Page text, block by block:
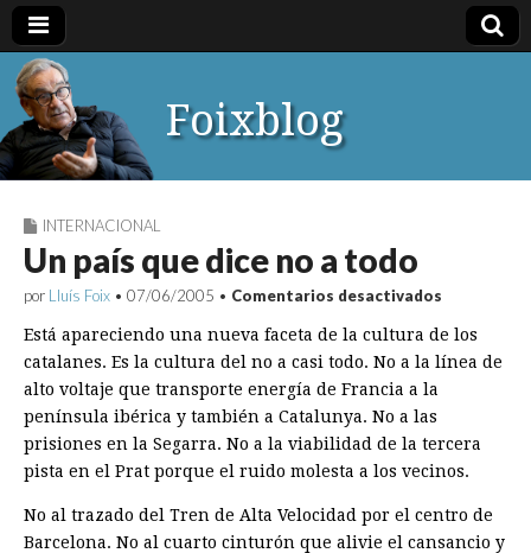
Foixblog
INTERNACIONAL
Un país que dice no a todo
por Lluís Foix • 07/06/2005 • Comentarios desactivados
país
que
dice
Está apareciendo una nueva faceta de la cultura de los
catalanes. Es la cultura del no a casi todo. No a la línea de
alto voltaje que transporte energía de Francia a la
península ibérica y también a Catalunya. No a las
prisiones en la Segarra. No a la viabilidad de la tercera
pista en el Prat porque el ruido molesta a los vecinos.
No al trazado del Tren de Alta Velocidad por el centro de
Barcelona. No al cuarto cinturón que alivie el cansancio y